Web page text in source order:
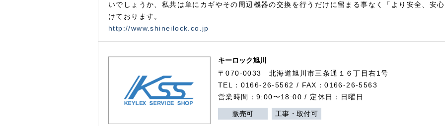
いでしょうか、私共は単にカギやその周辺機器の交換を行うだけに留まる事なく「より安全、安
けております。
http://www.shineilock.co.jp
キーロック旭川
〒070-0033 北海道旭川市三条通１６丁目右1号
TEL：0166-26-5562 / FAX：0166-26-5563
営業時間：9:00〜18:00 / 定休日：日曜日
販売可 工事・取付可